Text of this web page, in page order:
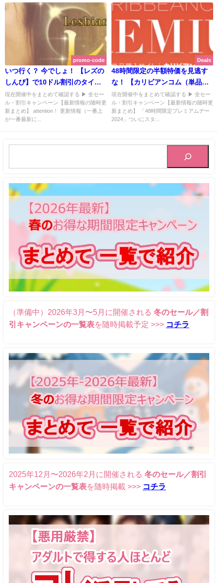
promo-code
いつ行く？ 今でしょ！ 【レズの
しんぴ】で10ドル割引のタイム
セール実施中 | レズのしんぴ
【2024年5月期間限定キャンペー
ン - 実施ログ】
現在開催中をまとめて確認する ▶ 全セー
ル・割引キャンペーン【最新情報の随時更
新まとめ】 attention！ 更新情報（一番上
が一番最新に...
Deals
48時間限定の半額特価を見逃す
な！ 【カリビアンコム（単品購
入）】でゴールデンウィークプ
レミアムデー2024開催中！ | カ
リビアンコム（単品購入）
現在開催中をまとめて確認する ▶ 全セー
ル・割引キャンペーン【最新情報の随時更
新まとめ】 「48時間限定プレミアムデー
2024」ついにスタ...
（準備中）2026年3月〜5月に開催される 冬のセール／割
引キャンペーンの一覧表を随時掲載予定 >>> コチラ
2025年12月〜2026年2月に開催される 冬のセール／割引
キャンペーンの一覧表を随時掲載 >>> コチラ